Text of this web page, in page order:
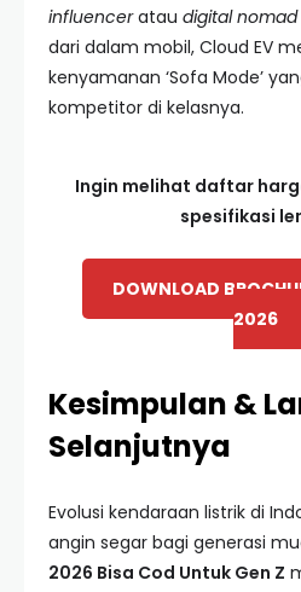
influenceratau digital nomad
dari dalam mobil, Cloud EV
kenyamanan ‘Sofa Mode’
kompetitor di kelasnya.
Ingin melihat daftar
spesifikasi
DOWNLOAD
2026
Kesimpulan &
Selanjutnya
Evolusi kendaraan listrik di
angin segar bagi generasi
2026 Bisa Cod Untuk Gen Z